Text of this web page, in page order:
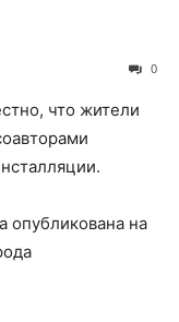
0
что жители
опубликована на